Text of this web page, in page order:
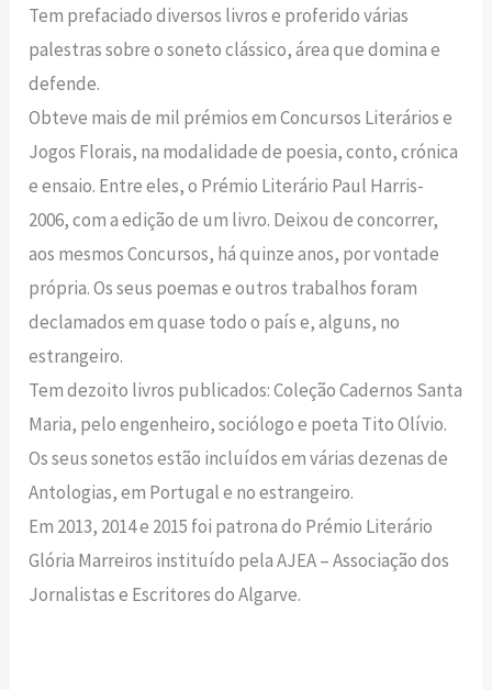
Tem prefaciado diversos livros e proferido várias
palestras sobre o soneto clássico, área que domina e
defende.
Obteve mais de mil prémios em Concursos Literários e
Jogos Florais, na modalidade de poesia, conto, crónica
e ensaio. Entre eles, o Prémio Literário Paul Harris-
2006, com a edição de um livro. Deixou de concorrer,
aos mesmos Concursos, há quinze anos, por vontade
própria. Os seus poemas e outros trabalhos foram
declamados em quase todo o país e, alguns, no
estrangeiro.
Tem dezoito livros publicados: Coleção Cadernos Santa
Maria, pelo engenheiro, sociólogo e poeta Tito Olívio.
Os seus sonetos estão incluídos em várias dezenas de
Antologias, em Portugal e no estrangeiro.
Em 2013, 2014 e 2015 foi patrona do Prémio Literário
Glória Marreiros instituído pela AJEA – Associação dos
Jornalistas e Escritores do Algarve.